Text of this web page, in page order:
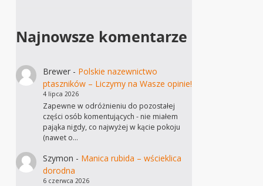
Najnowsze komentarze
Brewer- Polskie nazewnictwo
ptaszników – Liczymy na Wasze opinie!
4 lipca 2026
Zapewne w odróżnieniu do pozostałej
części osób komentujących - nie miałem
pająka nigdy, co najwyżej w kącie pokoju
(nawet o…
Szymon - Manica rubida – wścieklica
dorodna
6 czerwca 2026